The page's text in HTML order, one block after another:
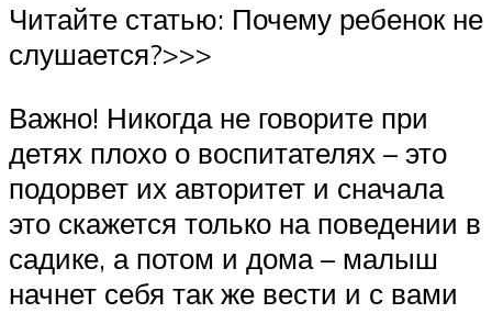
Читайте статью: Почему ребенок не
слушается?>>>
Важно! Никогда не говорите при
детях плохо о воспитателях – это
подорвет их авторитет и сначала
это скажется только на поведении в
садике, а потом и дома – малыш
начнет себя так же вести и с вами